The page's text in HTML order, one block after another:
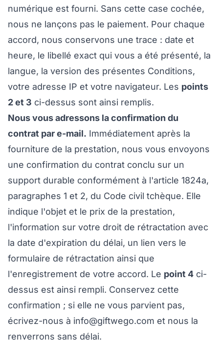
numérique est fourni. Sans cette case cochée,
nous ne lançons pas le paiement. Pour chaque
accord, nous conservons une trace : date et
heure, le libellé exact qui vous a été présenté, la
langue, la version des présentes Conditions,
votre adresse IP et votre navigateur. Les points
2 et 3 ci-dessus sont ainsi remplis.
Nous vous adressons la confirmation du
contrat par e-mail. Immédiatement après la
fourniture de la prestation, nous vous envoyons
une confirmation du contrat conclu sur un
support durable conformément à l'article 1824a,
paragraphes 1 et 2, du Code civil tchèque. Elle
indique l'objet et le prix de la prestation,
l'information sur votre droit de rétractation avec
la date d'expiration du délai, un lien vers le
formulaire de rétractation ainsi que
l'enregistrement de votre accord. Le point 4 ci-
dessus est ainsi rempli. Conservez cette
confirmation ; si elle ne vous parvient pas,
écrivez-nous à info@giftwego.com et nous la
renverrons sans délai.